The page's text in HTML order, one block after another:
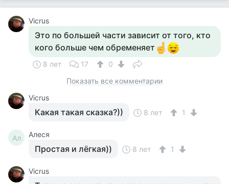
Vicrus
Это по большей части зависит от того, кто
кого больше чем обременяет
8 лет 17
0
Показать все комментарии
Vicrus
Какая такая сказка?)) 8 лет 1
Ал Алеся
Простая и лёгкая)) 8 лет 1
Vicrus